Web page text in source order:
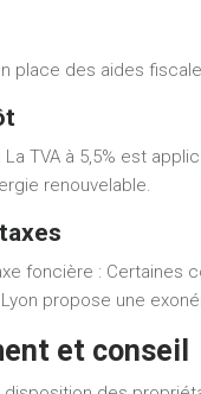
place des aides
La TVA à 5,5% est
renouvelable.
foncière : Certaines
propose une
et conseil